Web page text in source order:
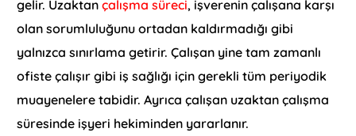
gelir. Uzaktançalışma süreci, işverenin çalışana karşı
olan sorumluluğunu ortadan kaldırmadığı gibi
yalnızca sınırlama getirir. Çalışan yine tam zamanlı
ofiste çalışır gibi iş sağlığı için gerekli tüm periyodik
muayenelere tabidir. Ayrıca çalışan uzaktan çalışma
süresinde işyeri hekiminden yararlanır.